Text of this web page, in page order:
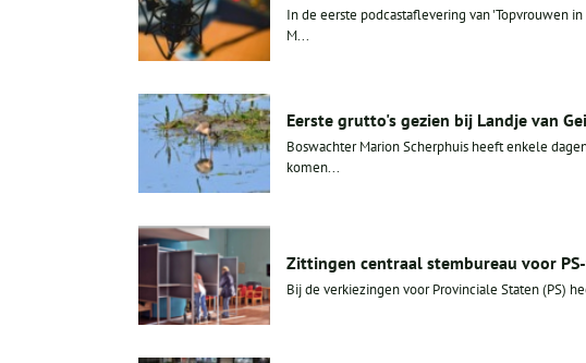
In de eerste podcastaflevering van 'Topvrouwen
M...
Eerste grutto's gezien bij Landje van
Boswachter Marion Scherphuis heeft enkele
komen...
Zittingen centraal stembureau voor
Bij de verkiezingen voor Provinciale Staten (PS)